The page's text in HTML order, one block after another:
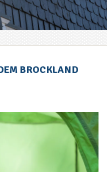
BROCKLAND